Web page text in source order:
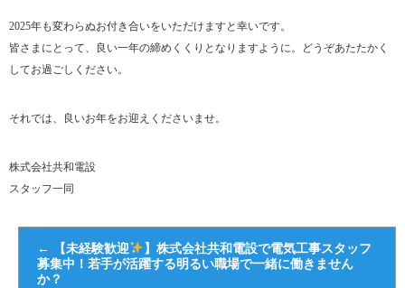
2025年も変わらぬお付き合いをいただけますと幸いです。
皆さまにとって、良い一年の締めくくりとなりますように。どうぞあたたかく
してお過ごしください。
それでは、良いお年をお迎えくださいませ。
株式会社共和電設
スタッフ一同
← 【未経験歓迎
】株式会社共和電設で電気工事スタッフ
募集中！若手が活躍する明るい職場で一緒に働きません
か？